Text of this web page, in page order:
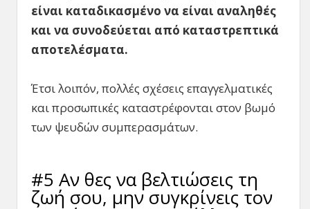
είναι καταδικασμένο να είναι αναληθές
και να συνοδεύεται από καταστρεπτικά
αποτελέσματα.
Έτσι λοιπόν, πολλές σχέσεις επαγγελματικές
και προσωπικές καταστρέφονται στον βωμό
των ψευδών συμπερασμάτων.
#5 Αν θες να βελτιώσεις τη
ζωή σου, μην συγκρίνεις τον